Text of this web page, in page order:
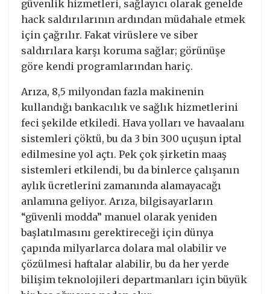
güvenlik hizmetleri, sağlayıcı olarak genelde
hack saldırılarının ardından müdahale etmek
için çağrılır. Fakat virüslere ve siber
saldırılara karşı koruma sağlar; görünüşe
göre kendi programlarından hariç.
Arıza, 8,5 milyondan fazla makinenin
kullandığı bankacılık ve sağlık hizmetlerini
feci şekilde etkiledi. Hava yolları ve havaalanı
sistemleri çöktü, bu da 3 bin 300 uçuşun iptal
edilmesine yol açtı. Pek çok şirketin maaş
sistemleri etkilendi, bu da binlerce çalışanın
aylık ücretlerini zamanında alamayacağı
anlamına geliyor. Arıza, bilgisayarların
“güvenli modda” manuel olarak yeniden
başlatılmasını gerektireceği için dünya
çapında milyarlarca dolara mal olabilir ve
çözülmesi haftalar alabilir, bu da her yerde
bilişim teknolojileri departmanları için büyük